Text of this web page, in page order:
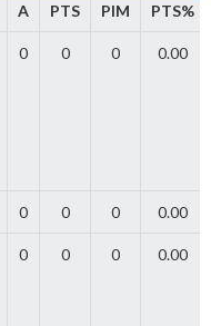
A PTS PIM PTS%
0 0 0 0.00
0 0 0 0.00
0 0 0 0.00